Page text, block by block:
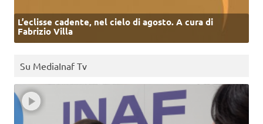
L’eclisse cadente, nel cielo di agosto. A cura di
Fabrizio Villa
Su MediaInaf Tv